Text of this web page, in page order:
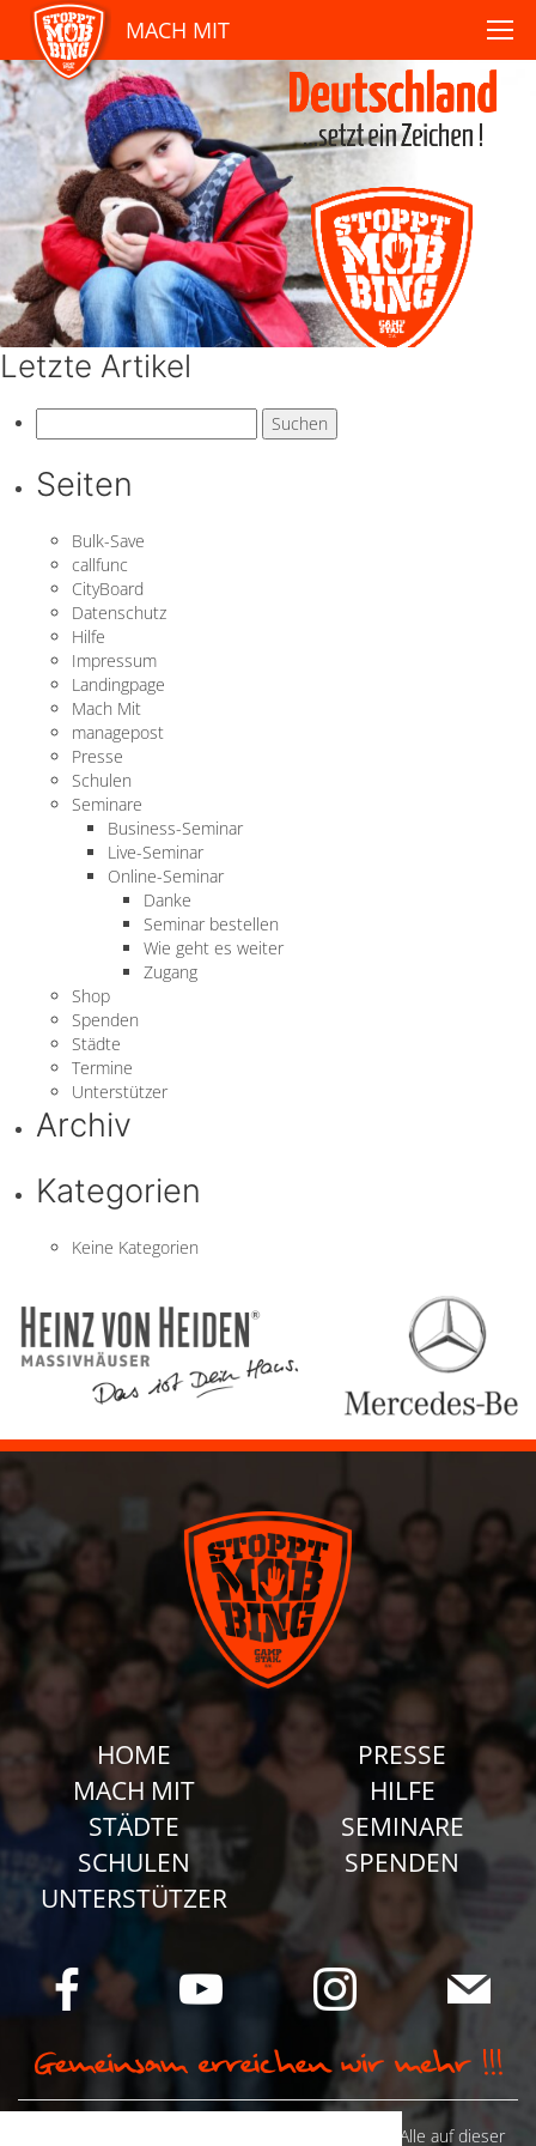
MACH MIT
Letzte Artikel
nach:
Seiten
Bulk-Save
callfunc
CityBoard
Datenschutz
Hilfe
Impressum
Landingpage
Mach Mit
managepost
Presse
Schulen
Seminare
Business-Seminar
Live-Seminar
Online-Seminar
Danke
Seminar bestellen
Wie geht es weiter
Zugang
Shop
Spenden
Städte
Termine
Unterstützer
Archiv
Kategorien
Keine Kategorien
HOME
MACH MIT
STÄDTE
SCHULEN
UNTERSTÜTZER
PRESSE
HILFE
SEMINARE
SPENDEN
© Camp Stahl e.V. 2026 alle Rechte vorbehalten: Alle auf dieser